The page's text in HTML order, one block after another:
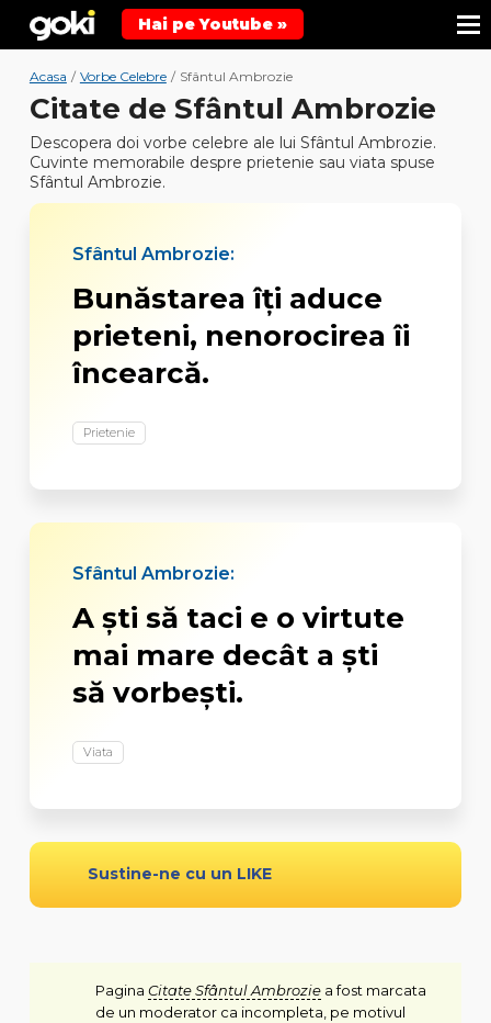
Hai pe Youtube »
Acasa / Vorbe Celebre / Sfântul Ambrozie
Citate de Sfântul Ambrozie
Descopera doi vorbe celebre ale lui Sfântul Ambrozie.
Cuvinte memorabile despre prietenie sau viata spuse
Sfântul Ambrozie.
Sfântul Ambrozie:
Bunăstarea îți aduce
prieteni, nenorocirea îi
încearcă.
Prietenie
Sfântul Ambrozie:
A ști să taci e o virtute
mai mare decât a ști
să vorbești.
Viata
Sustine-ne cu un LIKE
Pagina Citate Sfântul Ambroziea fost marcata
de un moderator ca incompleta, pe motivul